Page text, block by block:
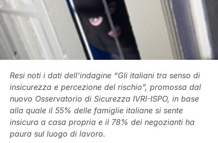
Resi noti i dati dell’indagine “Gli italiani tra senso di
insicurezza e percezione del rischio”, promossa dal
nuovo Osservatorio di Sicurezza IVRI-ISPO, in base
alla quale il 55% delle famiglie italiane si sente
insicura a casa propria e il 78% dei negozianti ha
paura sul luogo di lavoro.